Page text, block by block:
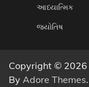
આધ્યાત્મિક
જ્યોતિષ
Copyright © 2026
By Adore Themes.